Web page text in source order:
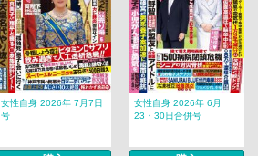
女性自身 2026年 7月7日
号
女性自身 2026年 6月
23・30日合併号